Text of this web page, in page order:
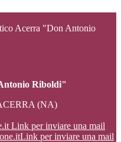
Acerra "Don Antonio
Riboldi"
(NA)
Link per inviare una mail
Link per inviare una mail